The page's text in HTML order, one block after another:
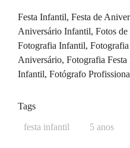
Festa Infantil, Festa de
Aniversário Infantil, Fotos de
Fotografia Infantil,
Aniversário, Fotografia
Infantil, Fotógrafo
Tags
festa infantil 5 anos